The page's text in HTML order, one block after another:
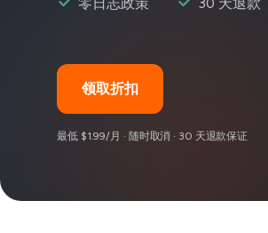
领取折扣
最低 $1.99/月 · 随时取消 · 30 天退款保证